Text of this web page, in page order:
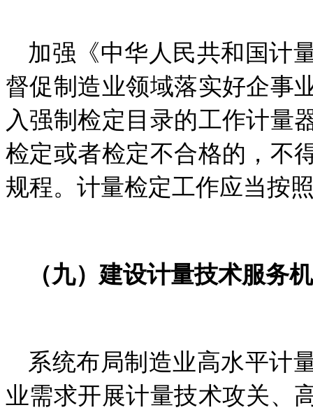
加强《中华人民共和国计
督促制造业领域落实好企事
入强制检定目录的工作计量
检定或者检定不合格的，不
规程。计量检定工作应当按
（九） 建设计量技术服务
系统布局制造业高水平计
业需求开展计量技术攻关、